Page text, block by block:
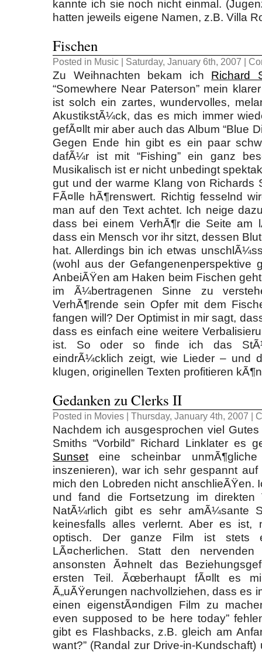
kannte ich sie noch nicht einmal.
hatten jeweils eigene Namen, z.B. Villa
Fischen
Posted in Music | Saturday, January 6th, 2007 |
Zu Weihnachten bekam ich Richard
“Somewhere Near Paterson” mein
ist solch ein zartes, wundervolles,
AkustikstÃ¼ck, das es mich immer
gefÃ¤llt mir aber auch das Album “Blue
Gegen Ende hin gibt es ein paar
dafÃ¼r ist mit “Fishing” ein ganz
Musikalisch ist er nicht unbedingt
gut und der warme Klang von Richards
FÃ¤lle hÃ¶renswert. Richtig fesselnd
man auf den Text achtet. Ich neige
dass bei einem VerhÃ¶r die Seite am
dass ein Mensch vor ihr sitzt, dessen
hat. Allerdings bin ich etwas
(wohl aus der Gefangenenperspektive
AnbeiÃŸen am Haken beim Fischen
im Ã¼bertragenen Sinne zu
VerhÃ¶rende sein Opfer mit dem
fangen will? Der Optimist in mir sagt,
dass es einfach eine weitere
ist. So oder so finde ich das
eindrÃ¼cklich zeigt, wie Lieder – und
klugen, originellen Texten profitieren
Gedanken zu Clerks II
Posted in Movies | Thursday, January 4th, 2007 |
Nachdem ich ausgesprochen viel
Smiths “Vorbild” Richard Linklater es
Sunset eine scheinbar
inszenieren), war ich sehr gespannt auf
mich den Lobreden nicht anschlieÃŸen.
und fand die Fortsetzung im direkten
NatÃ¼rlich gibt es sehr amÃ¼sante
keinesfalls alles verlernt. Aber es
optisch. Der ganze Film ist stets
LÃ¤cherlichen. Statt den
ansonsten Ã¤hnelt das
ersten Teil. Ãœberhaupt fÃ¤llt es
Ã„uÃŸerungen nachvollziehen, dass es
einen eigenstÃ¤ndigen Film zu
even supposed to be here today”
gibt es Flashbacks, z.B. gleich am
want?” (Randal zur Drive-in-